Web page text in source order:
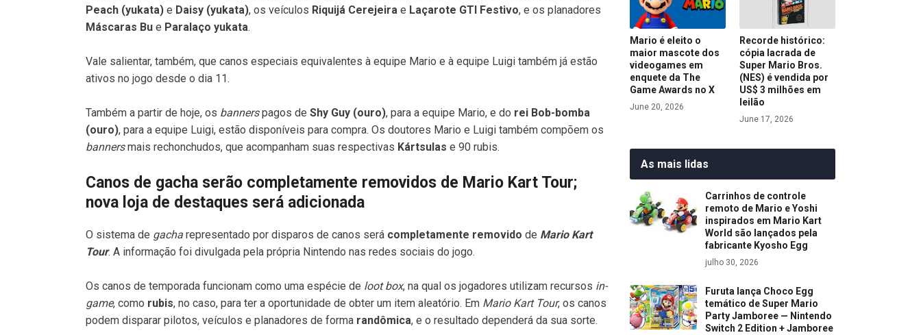
Peach (yukata) e Daisy (yukata), os veículos Riquijá Cerejeira e Laçarote GTI Festivo, e os planadores
Máscaras Bu e Paralaço yukata.
Vale salientar, também, que canos especiais equivalentes à equipe Mario e à equipe Luigi também já estão
ativos no jogo desde o dia 11.
Também a partir de hoje, os bannerspagos de Shy Guy (ouro), para a equipe Mario, e do rei Bob-bomba
(ouro), para a equipe Luigi, estão disponíveis para compra. Os doutores Mario e Luigi também compõem os
bannersmais rechonchudos, que acompanham suas respectivas Kártsulas e 90 rubis.
Canos de gacha serão completamente removidos de Mario Kart Tour;
nova loja de destaques será adicionada
O sistema de gacha representado por disparos de canos será completamente removido de Mario Kart
Tour. A informação foi divulgada pela própria Nintendo nas redes sociais do jogo.
Os canos de temporada funcionam como uma espécie de loot box, na qual os jogadores utilizam recursos in-
game, como rubis, no caso, para ter a oportunidade de obter um item aleatório. Em Mario Kart Tour, os canos
podem disparar pilotos, veículos e planadores de forma randômica, e o resultado dependerá da sua sorte.
Mario é eleito o
maior mascote dos
videogames em
enquete da The
Game Awards no X
June 20, 2026
Recorde histórico:
cópia lacrada de
Super Mario Bros.
(NES) é vendida por
US$ 3 milhões em
leilão
June 17, 2026
As mais lidas
Carrinhos de controle
remoto de Mario e Yoshi
inspirados em Mario Kart
World são lançados pela
fabricante Kyosho Egg
julho 30, 2026
Furuta lança Choco Egg
temático de Super Mario
Party Jamboree — Nintendo
Switch 2 Edition + Jamboree